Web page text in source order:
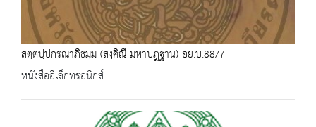
สตฺตปฺปกรณาภิธมฺม (สงฺคิณี-มหาปฎฐาน) อย.บ.88/7
หนังสืออิเล็กทรอนิกส์